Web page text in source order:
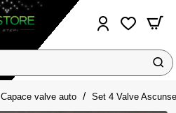
Capace valve auto Set 4 Valve